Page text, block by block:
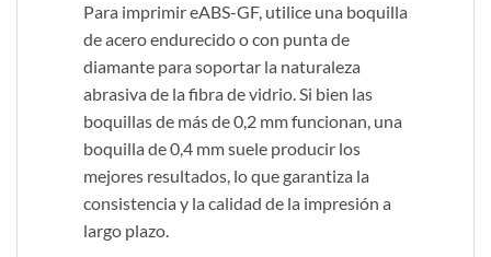
Para imprimir eABS-GF, utilice una boquilla
de acero endurecido o con punta de
diamante para soportar la naturaleza
abrasiva de la fibra de vidrio. Si bien las
boquillas de más de 0,2 mm funcionan, una
boquilla de 0,4 mm suele producir los
mejores resultados, lo que garantiza la
consistencia y la calidad de la impresión a
largo plazo.